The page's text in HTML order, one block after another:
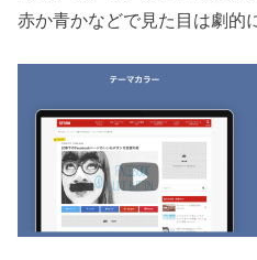
赤か青かなどで見た目は劇的